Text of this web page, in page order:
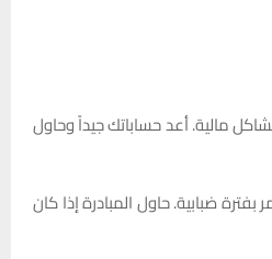
مالية. أعد حساباتك جيداً وحاول
ضبابية. حاول المبادرة إذا كان